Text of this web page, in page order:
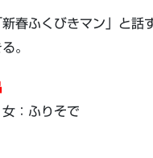
春ふくびきマン」と話
。
：ふりそで